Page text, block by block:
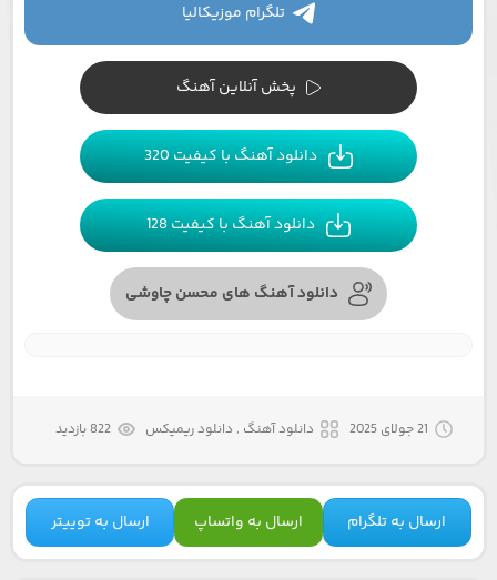
تلگرام موزیکالیا
پخش آنلاین آهنگ
دانلود آهنگ با کیفیت 320
دانلود آهنگ با کیفیت 128
دانلود آهنگ های محسن چاوشی
21 جولای 2025 دانلود آهنگ , دانلود ریمیکس 822 بازدید
ارسال به تلگرام ارسال به واتساپ ارسال به توییتر